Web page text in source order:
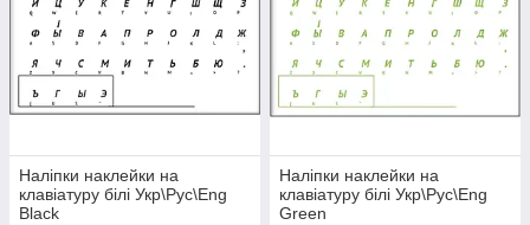
Наліпки наклейки на
клавіатуру білі Укр\Рус\Eng
Black
Наліпки наклейки на
клавіатуру білі Укр\Рус\Eng
Green